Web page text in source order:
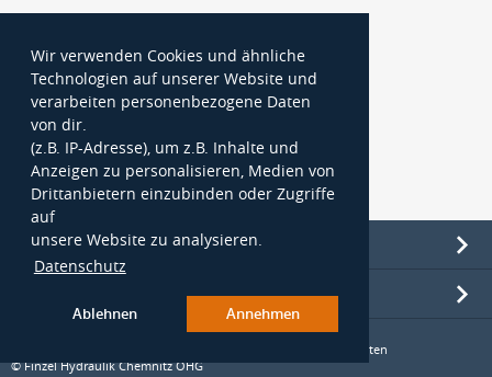
Wir verwenden Cookies und ähnliche
Technologien auf unserer Website und
verarbeiten personenbezogene Daten
von dir.
(z.B. IP-Adresse), um z.B. Inhalte und
Anzeigen zu personalisieren, Medien von
Drittanbietern einzubinden oder Zugriffe
auf
unsere Website zu analysieren.
Datenschutz
Ablehnen Annehmen
Information
* Preise zuzüglich gesetzlicher Mehrwertsteuer und Versandkosten
© Finzel Hydraulik Chemnitz OHG